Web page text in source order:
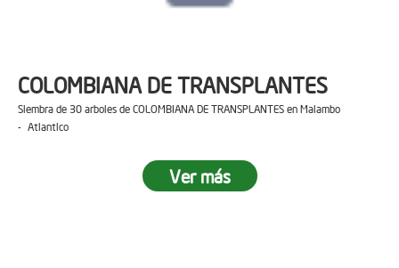
COLOMBIANA DE TRANSPLANTES
Siembra de 30 arboles de COLOMBIANA DE TRANSPLANTES en Malambo
- Atlantico
Ver más